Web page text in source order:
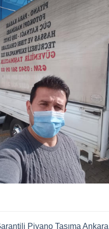
Piyano Taşıma Ankara